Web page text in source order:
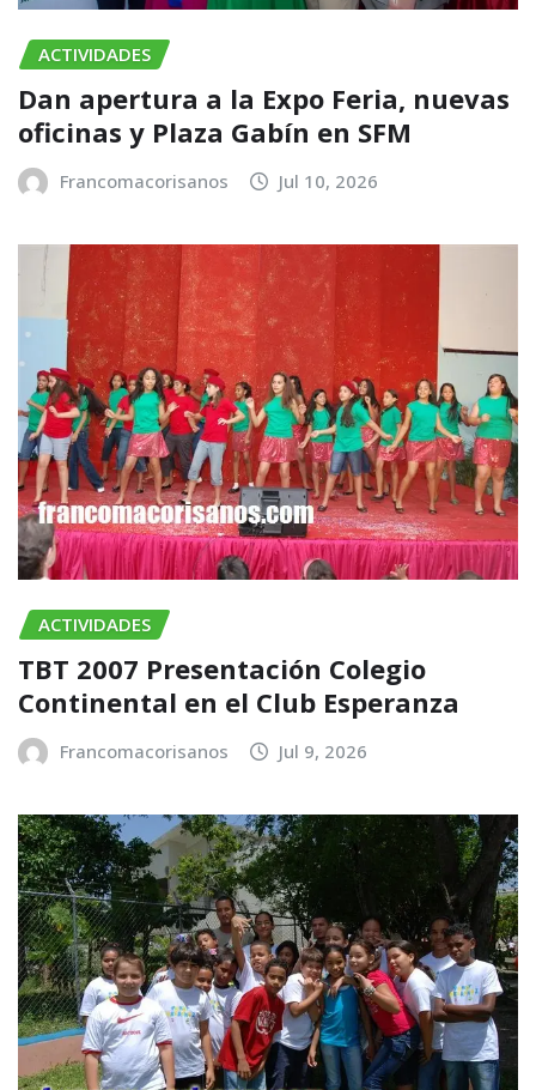
ACTIVIDADES
​Dan apertura a la Expo Feria, nuevas
oficinas y Plaza Gabín en SFM
Francomacorisanos Jul 10, 2026
ACTIVIDADES
TBT 2007 Presentación Colegio
Continental en el Club Esperanza
Francomacorisanos Jul 9, 2026